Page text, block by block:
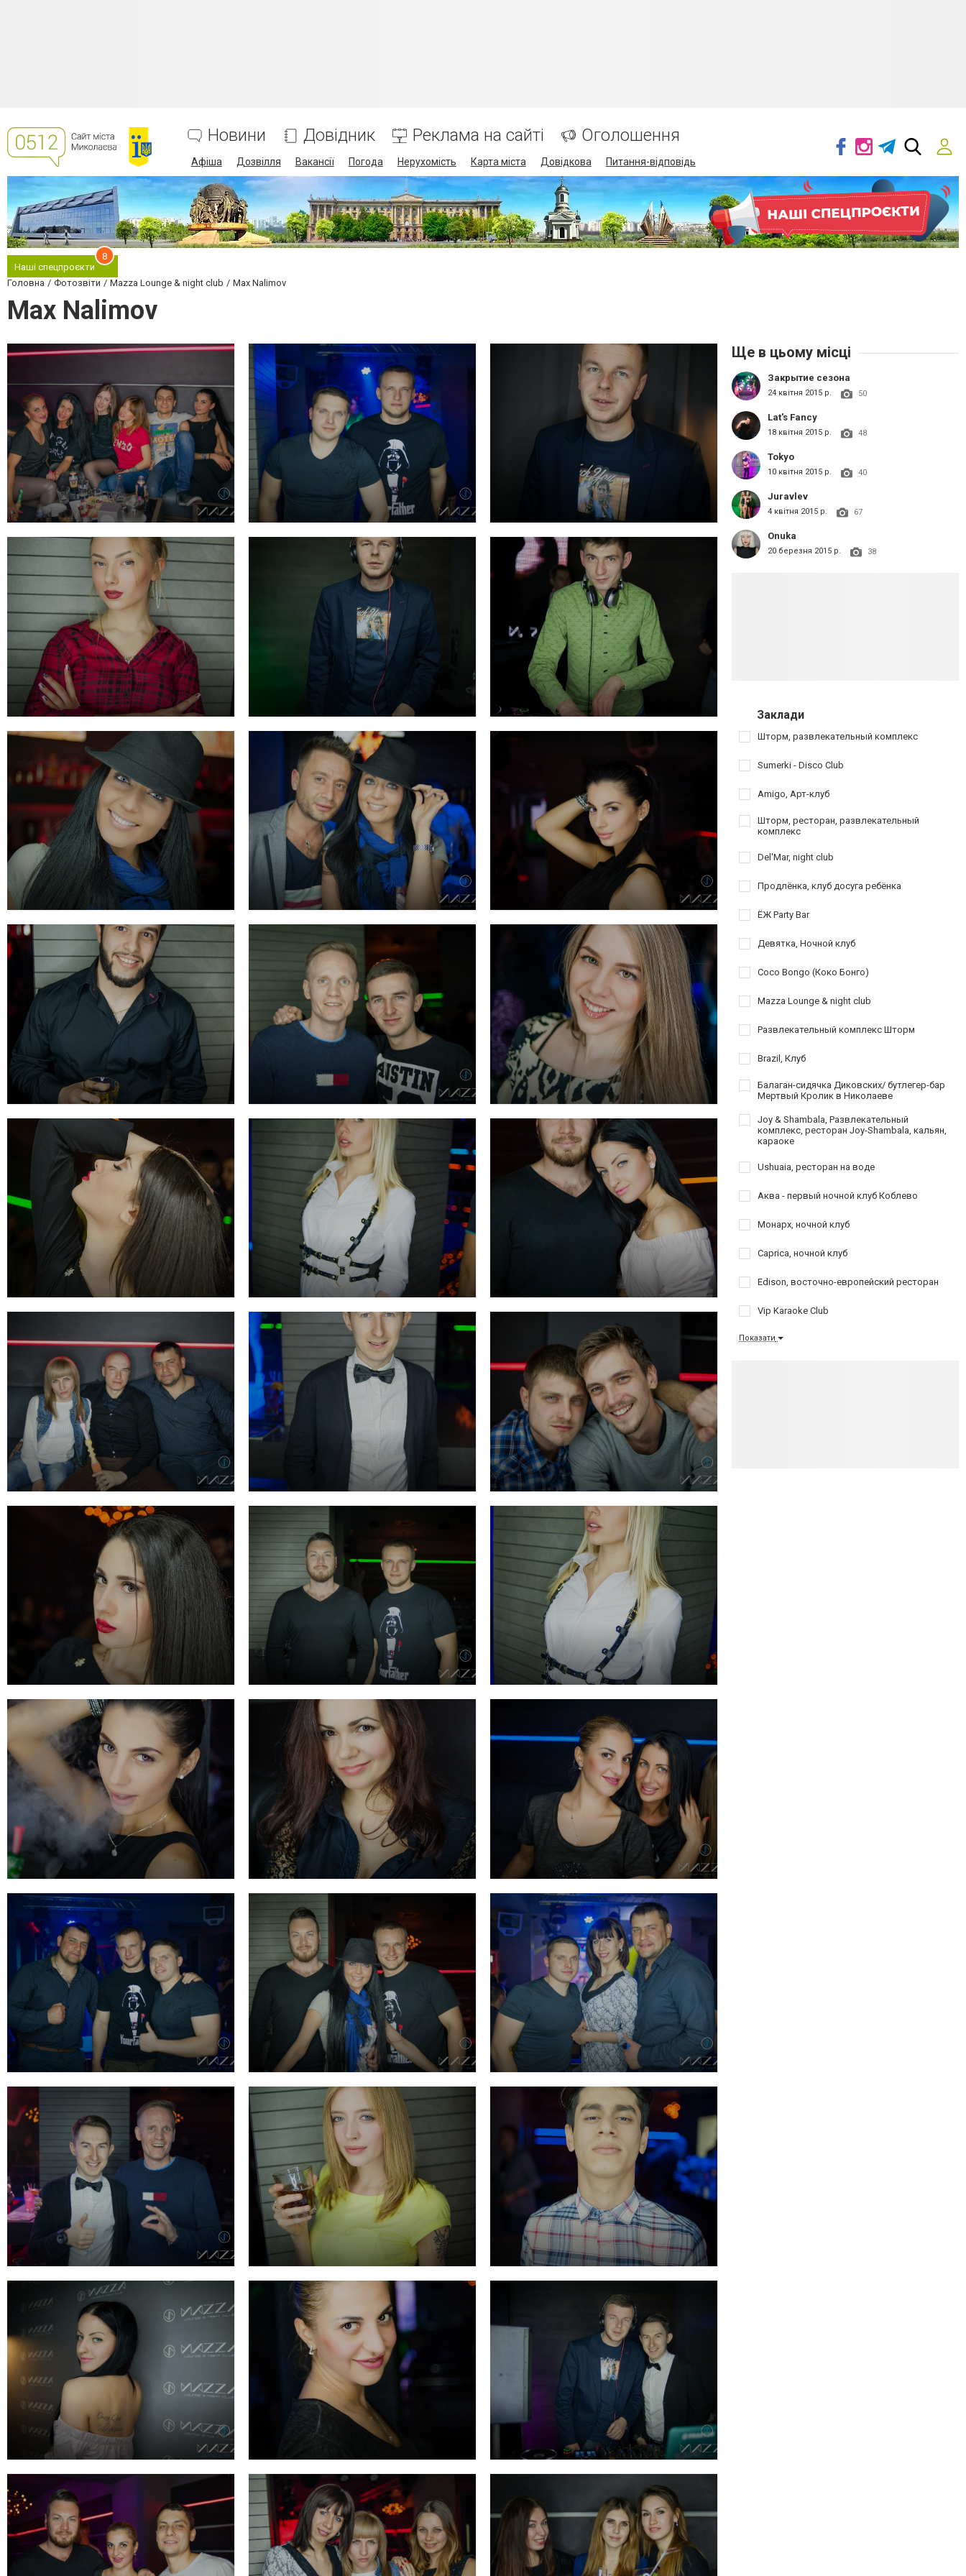
Новини Довідник Реклама на сайті Оголошення
Афіша Дозвілля Вакансії Погода Нерухомість Карта міста Довідкова Питання-відповідь
Наші спецпроєкти
8
Головна Фотозвіти Mazza Lounge & night club Max Nalimov
Max Nalimov
Ще в цьому місці
Закрытие сезона
24 квітня 2015 р. 50
Lat's Fancy
18 квітня 2015 р. 48
Tokyo
10 квітня 2015 р. 40
Juravlev
4 квітня 2015 р. 67
Onuka
20 березня 2015 р. 38
Заклади
Шторм, развлекательный комплекс
Sumerki - Disco Club
Amigo, Арт-клуб
Шторм, ресторан, развлекательный
комплекс
Del'Mar, night club
Продлёнка, клуб досуга ребёнка
ЁЖ Party Bar
Девятка, Ночной клуб
Coco Bongo (Коко Бонго)
Mazza Lounge & night club
Развлекательный комплекс Шторм
Brazil, Клуб
Балаган-сидячка Диковских/ бутлегер-бар
Мертвый Кролик в Николаеве
Joy & Shambala, Развлекательный
комплекс, ресторан Joy-Shambala, кальян,
караоке
Ushuaia, ресторан на воде
Аква - первый ночной клуб Коблево
Монарх, ночной клуб
Caprica, ночной клуб
Edison, восточно-европейский ресторан
Vip Karaoke Club
Показати